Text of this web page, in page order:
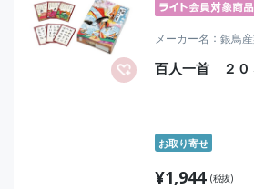
メーカー名 銀鳥
百人一首 ２０
お取り寄せ
¥1,944 (税抜)